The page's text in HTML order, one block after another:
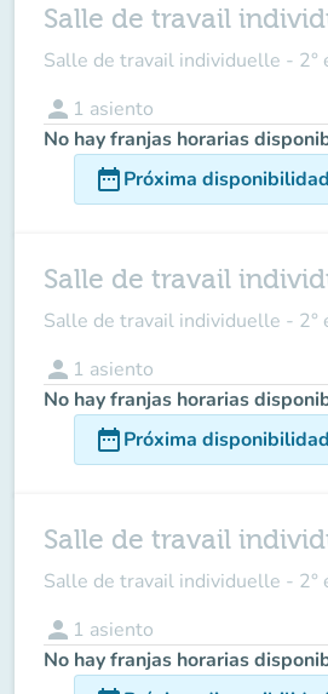
Salle de travail
Salle de travail individuelle - 2°
person 1 asiento
No hay franjas horarias
date_rangePróxima disponibilidad
Salle de travail
Salle de travail individuelle - 2°
person 1 asiento
No hay franjas horarias
date_rangePróxima disponibilidad
Salle de travail
Salle de travail individuelle - 2°
person 1 asiento
No hay franjas horarias